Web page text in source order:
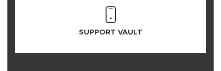
SUPPORT VAULT